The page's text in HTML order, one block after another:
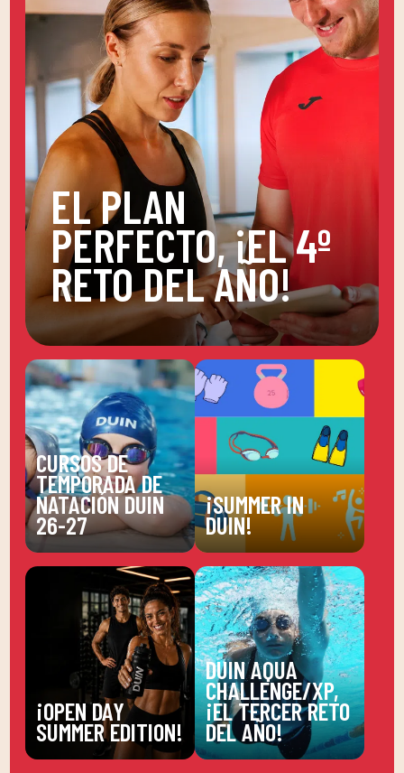
EL PLAN
PERFECTO, ¡EL 4º
RETO DEL AÑO!
CURSOS DE
TEMPORADA DE
NATACIÓN DUIN
26-27
¡SUMMER IN
DUIN!
¡OPEN DAY
SUMMER EDITION!
DUIN AQUA
CHALLENGE/XP,
¡EL TERCER RETO
DEL AÑO!